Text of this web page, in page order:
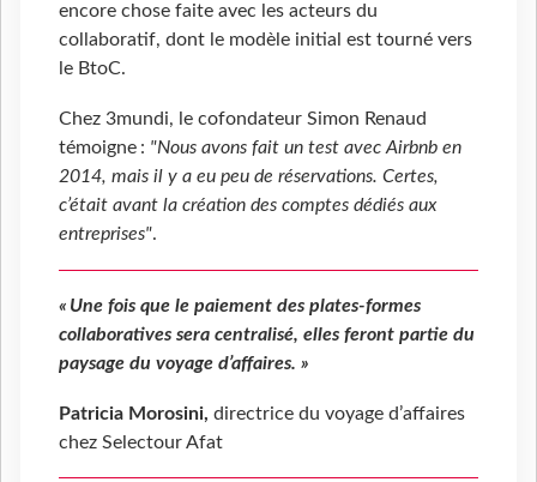
encore chose faite avec les acteurs du
collaboratif, dont le modèle initial est tourné vers
le BtoC.
Chez 3mundi, le cofondateur Simon Renaud
témoigne : "Nous avons fait un test avec Airbnb en
2014, mais il y a eu peu de réservations. Certes,
c’était avant la création des comptes dédiés aux
entreprises".
« Une fois que le paiement des plates-formes
collaboratives sera centralisé, elles feront partie du
paysage du voyage d’affaires. »
Patricia Morosini, directrice du voyage d’affaires
chez Selectour Afat